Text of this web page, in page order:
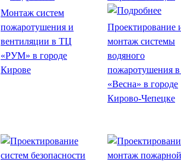
Монтаж систем
пожаротушения и
вентиляции в ТЦ
«РУМ» в городе
Кирове
Проектирование
монтаж системы
водяного
пожаротушения
«Весна» в городе
Кирово-Чепецке